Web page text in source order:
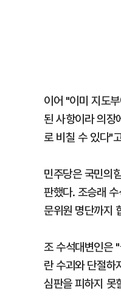
이어 "이미 지도
된 사항이라 의장
로 비칠 수 있다"
민주당은 국민의
판했다. 조승래
문위원 명단까지
조 수석대변인은
란 수괴와 단절하
심판을 피하지 못